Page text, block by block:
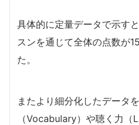
具体的に定量データで示す
スンを通じて全体の点数が
た。
またより細分化したデータ
（Vocabulary）や聴く力